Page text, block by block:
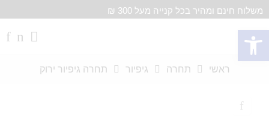
פתח סרגל נגישות
משלוח חינם ומהיר בכל קנייה מעל 300 ₪
ראשי תחרה גיפיור תחרה גיפיור ירוק